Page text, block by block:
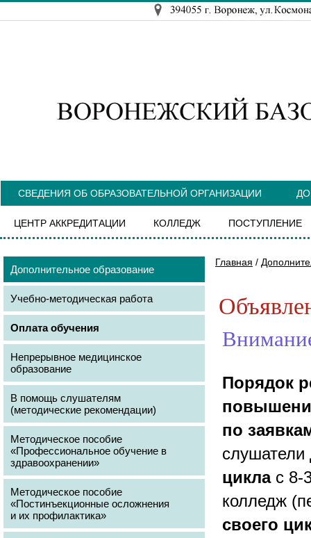
СВЕДЕНИЯ ОБ ОБРАЗОВАТЕЛЬНОЙ ОРГАНИЗАЦИИ
ЦЕНТР АККРЕДИТАЦИИ КОЛЛЕДЖ ПОСТУПЛЕНИЕ
Дополнительное образование
Учебно-методическая работа
Оплата обучения
Непрерывное медицинское
образование
В помощь слушателям
(методические рекомендации)
Методическое пособие
«Профессиональное обучение в
здравоохранении»
Методическое пособие
«Постинъекционные осложнения
и их профилактика»
Главная /
Порядок
по
циклас 8-
колледж
своего